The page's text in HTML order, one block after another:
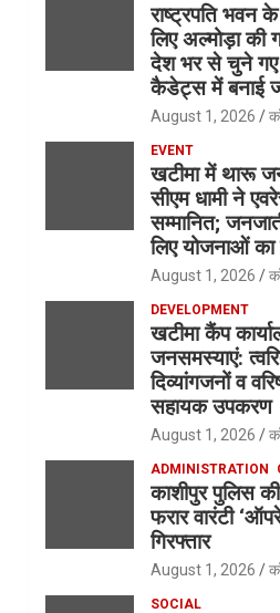
राष्ट्रपति भवन
लिए अल्मोड़ा की
देश भर से चुने गए
कैडेट्स में बनाई
August 1, 2026
EVENT
खटीमा में थारू
सीएम धामी ने
सम्मानित;
लिए योजनाओं
August 1, 2026
DEVELOPMENT
खटीमा कैंप
जनसमस्याएं:
दिव्यांगजनों व
सहायक उपकरण
August 1, 2026
ADMINISTRATION
काशीपुर पुलिस
फरार वारंटी
गिरफ्तार
August 1, 2026
SOCIAL